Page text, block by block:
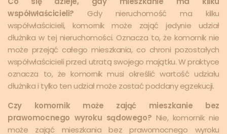
współwłaścicieli? Gdy nieruchomość ma kilku
współwłaścicieli, komornik może zająć jedynie udział
dłużnika w tej nieruchomości. Oznacza to, że komornik nie
może przejąć całego mieszkania, co chroni pozostałych
współwłaścicieli przed utratą swojego majątku. W praktyce
oznacza to, że komornik musi określić wartość udziału
dłużnika i tylko ten udział może zostać poddany egzekucji.
Czy komornik może zająć mieszkanie bez
prawomocnego wyroku sądowego? Nie, komornik nie
może zająć mieszkania bez prawomocnego wyroku